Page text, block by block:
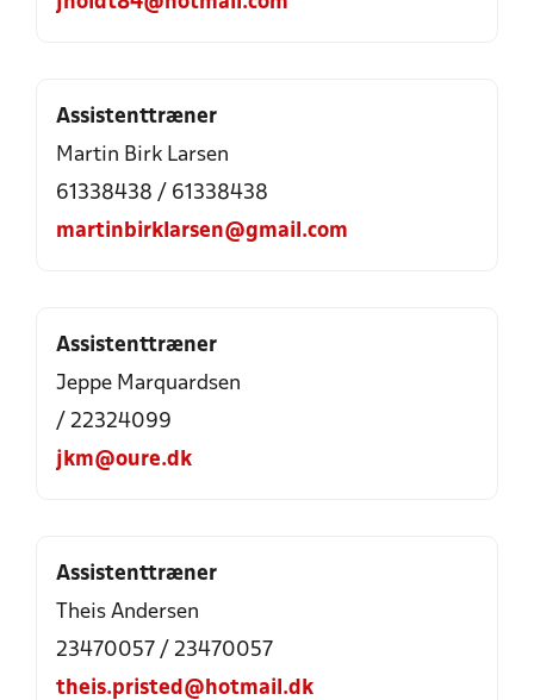
Assistenttræner
Martin Birk Larsen
61338438 / 61338438
martinbirklarsen@gmail.com
Assistenttræner
Jeppe Marquardsen
/ 22324099
jkm@oure.dk
Assistenttræner
Theis Andersen
23470057 / 23470057
theis.pristed@hotmail.dk